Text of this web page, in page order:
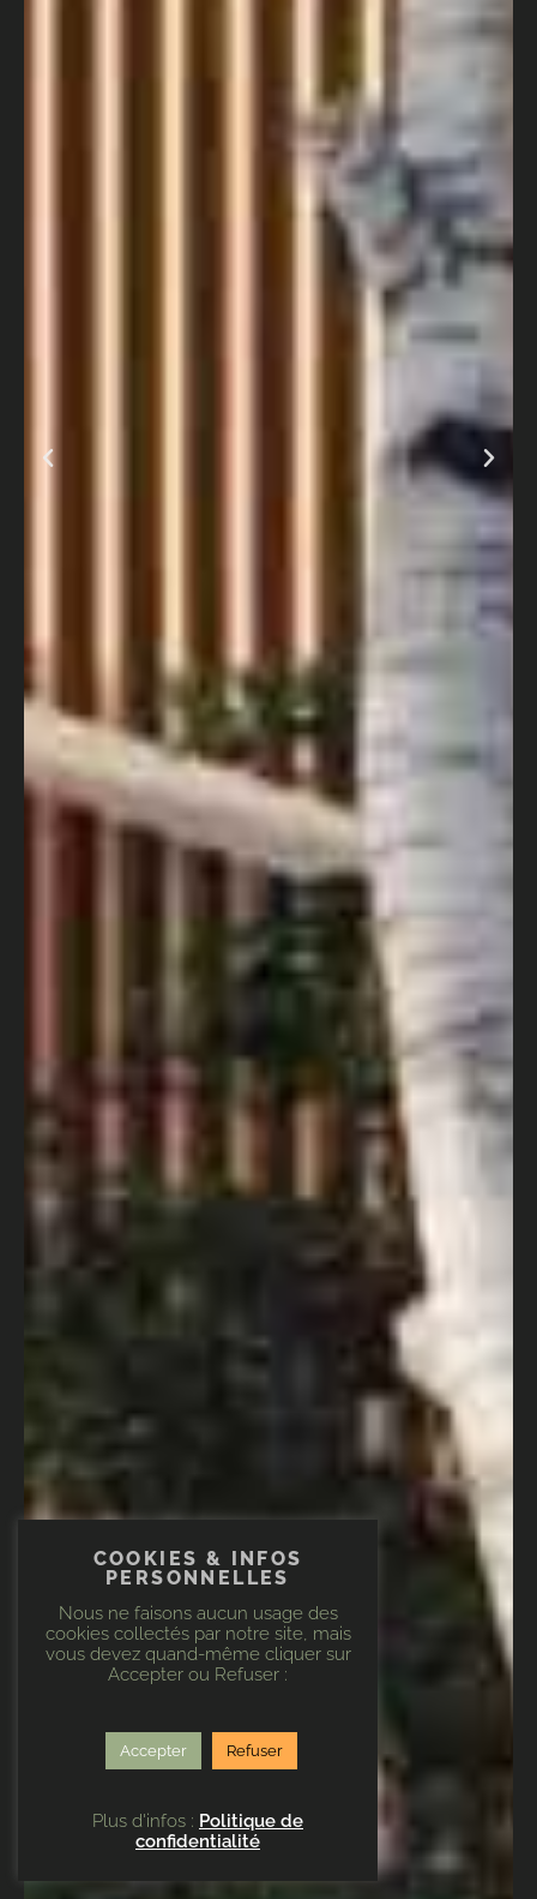
COOKIES & INFOS
PERSONNELLES
Nous ne faisons aucun usage des
cookies collectés par notre site, mais
vous devez quand-même cliquer sur
Accepter ou Refuser :
Accepter Refuser
Plus d'infos : Politique de
confidentialité